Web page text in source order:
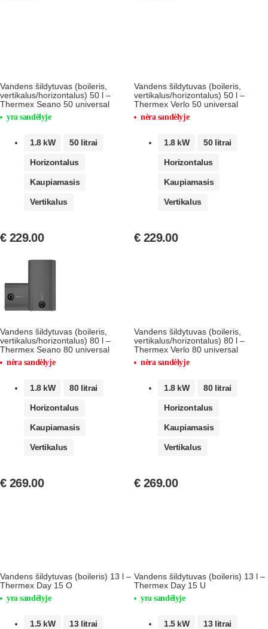
Vandens šildytuvas (boileris,
vertikalus/horizontalus) 50 l –
Thermex Seano 50 universal
yra sandėlyje
1.8 kW 50 litrai
Horizontalus
Kaupiamasis
Vertikalus
€229.00
Vandens šildytuvas (boileris,
vertikalus/horizontalus) 50 l –
Thermex Verlo 50 universal
nėra sandėlyje
1.8 kW 50 litrai
Horizontalus
Kaupiamasis
Vertikalus
€229.00
Vandens šildytuvas (boileris,
vertikalus/horizontalus) 80 l –
Thermex Seano 80 universal
nėra sandėlyje
1.8 kW 80 litrai
Horizontalus
Kaupiamasis
Vertikalus
€269.00
Vandens šildytuvas (boileris,
vertikalus/horizontalus) 80 l –
Thermex Verlo 80 universal
nėra sandėlyje
1.8 kW 80 litrai
Horizontalus
Kaupiamasis
Vertikalus
€269.00
Vandens šildytuvas (boileris) 13 l –
Thermex Day 15 O
yra sandėlyje
1.5 kW 13 litrai
Vandens šildytuvas (boileris) 13 l –
Thermex Day 15 U
yra sandėlyje
1.5 kW 13 litrai